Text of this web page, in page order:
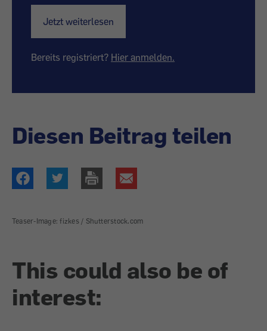
Jetzt weiterlesen
Bereits registriert? Hier anmelden.
Diesen Beitrag teilen
Teaser-Image: fizkes / Shutterstock.com
This could also be of
interest: